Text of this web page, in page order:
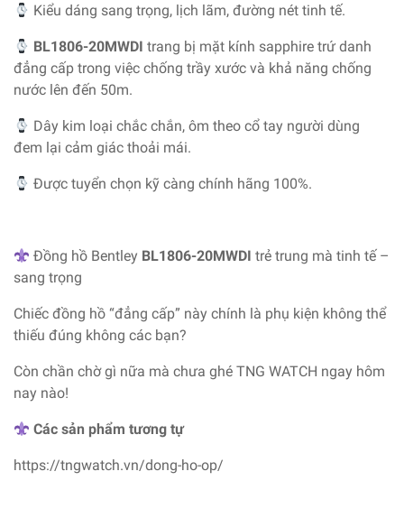
Kiểu dáng sang trọng, lịch lãm, đường nét tinh tế.
BL1806-20MWDI trang bị mặt kính sapphire trứ danh
đẳng cấp trong việc chống trầy xước và khả năng chống
nước lên đến 50m.
Dây kim loại chắc chắn, ôm theo cổ tay người dùng
đem lại cảm giác thoải mái.
Được tuyển chọn kỹ càng chính hãng 100%.
Đồng hồ Bentley BL1806-20MWDI trẻ trung mà tinh tế –
sang trọng
Chiếc đồng hồ “đẳng cấp” này chính là phụ kiện không thể
thiếu đúng không các bạn?
Còn chần chờ gì nữa mà chưa ghé TNG WATCH ngay hôm
nay nào!
Các sản phẩm tương tự
https://tngwatch.vn/dong-ho-op/